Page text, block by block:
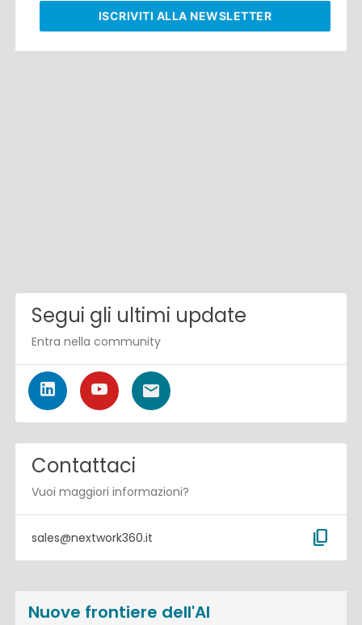
ISCRIVITI ALLA NEWSLETTER
Segui gli ultimi update
Entra nella community
Contattaci
Vuoi maggiori informazioni?
sales@nextwork360.it content_copy
Nuove frontiere dell'AI